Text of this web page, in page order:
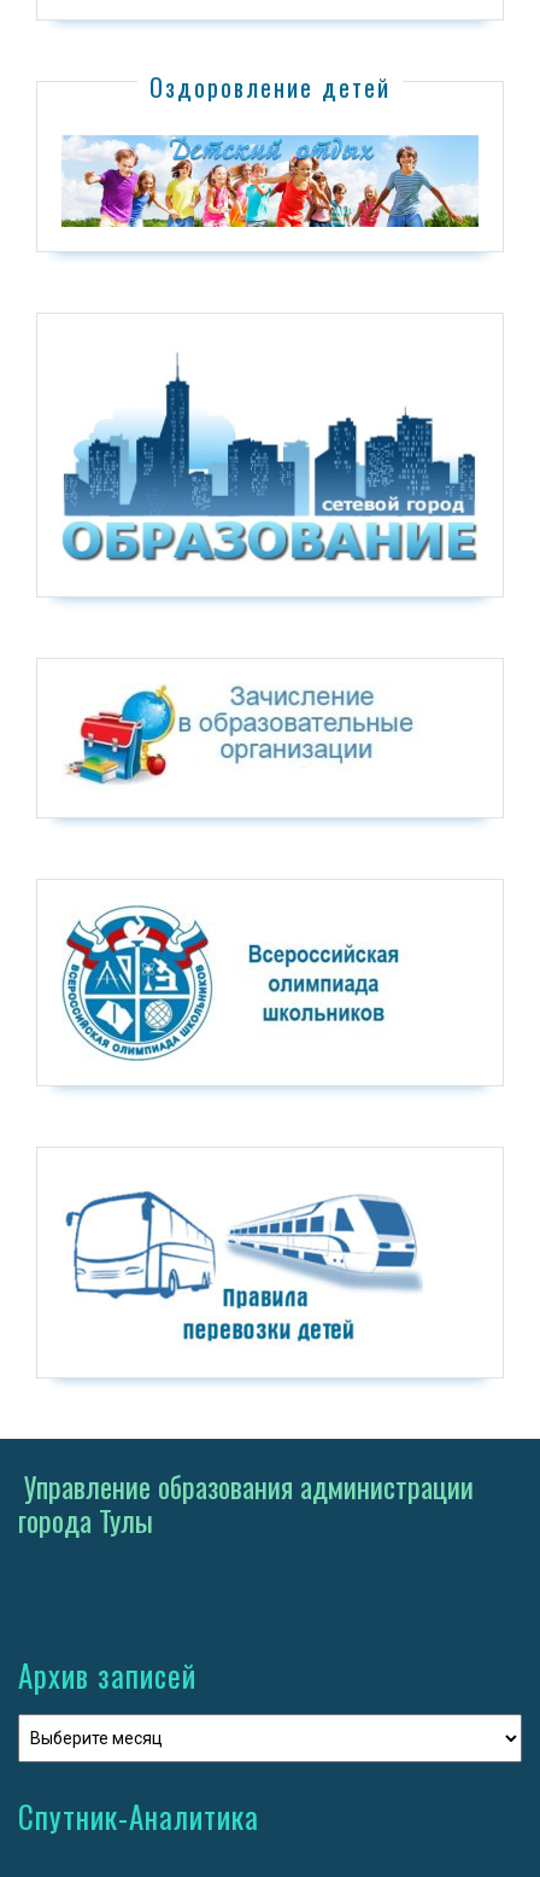
Оздоровление детей
Управление образования администрации
города Тулы
Архив записей
Спутник-Аналитика